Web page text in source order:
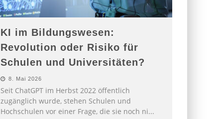
KI im Bildungswesen:
Revolution oder Risiko für
Schulen und Universitäten?
8. Mai 2026
Seit ChatGPT im Herbst 2022 öffentlich
zugänglich wurde, stehen Schulen und
Hochschulen vor einer Frage, die sie noch ni...